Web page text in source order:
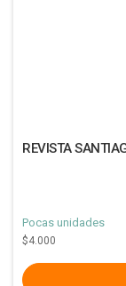
REVISTA
Pocas unidades
$4.000